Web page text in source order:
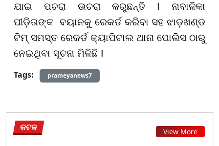
ଯାଇ ପଚରା ଉଚରା କରୁଛନ୍ତି Iନାବାଳିକା
ପୀଡ଼ିତାଙ୍କ ବୟାନକୁ ରେକର୍ଡ କରିବା ସହ ଝାଡ଼ଖଣ୍ଡ
ଟିମ୍ ସମସ୍ତ ରେକର୍ଡ କ୍ୟାପିଟାଲ ଥାନା ପୋଲିସ ଠାରୁ
ନେଇଥିବା ସୂଚନା ମିଳିଛି I
Tags:
prameyanews7
କଟକ View More